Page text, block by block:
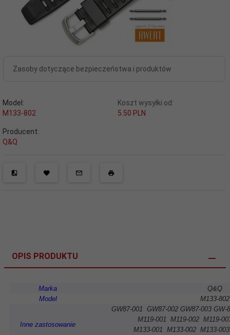
Zasoby dotyczące bezpieczeństwa i produktów
Model:
M133-802
Koszt wysyłki od:
5.50 PLN
Producent:
Q&Q
OPIS PRODUKTU
Marka
Q&Q
Model
M133-802
Inne zastosowanie
GW87-001 GW87-002 GW87-003
M119-001 M119-002 M119-
M133-001 M133-002 M133-003